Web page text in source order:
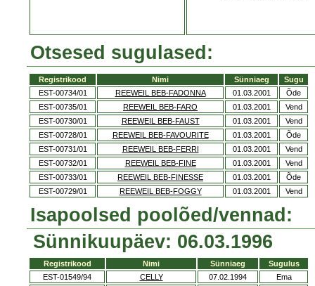
Otsesed sugulased:
Registrikood Nimi Sünniaeg
Sugu
EST-00734/01
REEWEIL BEB-FADONNA 01.03.2001
Õde
EST-00735/01
REEWEIL BEB-FARO 01.03.2001
Vend
EST-00730/01
REEWEIL BEB-FAUST 01.03.2001
Vend
EST-00728/01
REEWEIL BEB-FAVOURITE 01.03.2001
Õde
EST-00731/01
REEWEIL BEB-FERRI 01.03.2001
Vend
EST-00732/01
REEWEIL BEB-FINE 01.03.2001
Vend
EST-00733/01
REEWEIL BEB-FINESSE 01.03.2001
Õde
EST-00729/01
REEWEIL BEB-FOGGY 01.03.2001 Vend
Isapoolsed poolõed/vennad:
Sünnikuupäev: 06.03.1996
Registrikood Nimi Sünniaeg
Sugulus
EST-01549/94
CELLY 07.02.1994
Ema